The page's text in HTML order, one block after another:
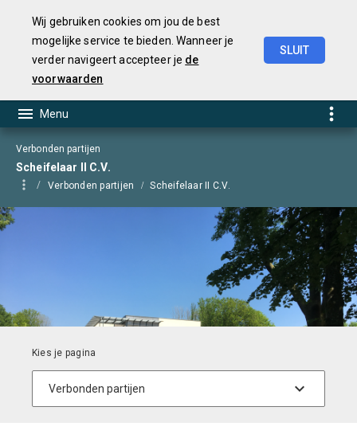
Wij gebruiken cookies om jou de best
mogelijke service te bieden. Wanneer je
verder navigeert accepteer je de
voorwaarden
SLUIT
Verbonden partijen
Scheifelaar II C.V.
Verbonden partijen Scheifelaar II C.V.